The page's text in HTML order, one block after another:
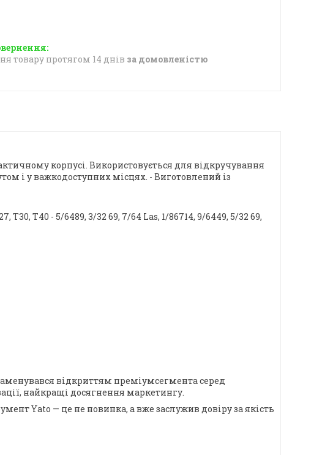
товару протягом 14 днів за домовленістю
корпусі. Використовується для відкручування
і у важкодоступних місцях. - Виготовлений із
T30, T40 - 5/6489, 3/32 69, 7/64 Las, 1/86714, 9/6449, 5/32 69,
відкриттям преміумсегмента серед
найкращі досягнення маркетингу.
Yato — це не новинка, а вже заслужив довіру за якість